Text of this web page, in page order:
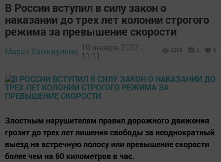
В России вступил в силу закон о
наказании до трех лет колонии строгого
режима за превышение скорости
Марат Хамидуллин, 10 января 2022 -
11:11
2006 0 0
Злостным нарушителям правил дорожного движения
грозит до трех лет лишения свободы за неоднократный
выезд на встречную полосу или превышение скорости
более чем на 60 километров в час.